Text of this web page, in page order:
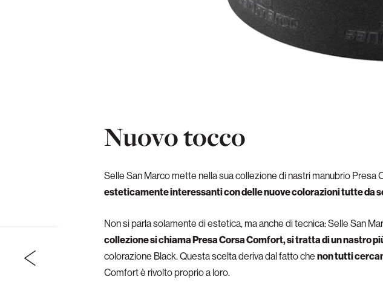
Nuovo tocco
Selle San Marco mette nella sua collezione di nastri manubrio Presa
esteticamente interessanti con delle nuove colorazioni tutte da
Non si parla solamente di estetica, ma anche di tecnica: Selle San
collezione si chiama Presa Corsa Comfort, si tratta di un nastro
colorazione Black. Questa scelta deriva dal fatto che non tutti
Comfort è rivolto proprio a loro.